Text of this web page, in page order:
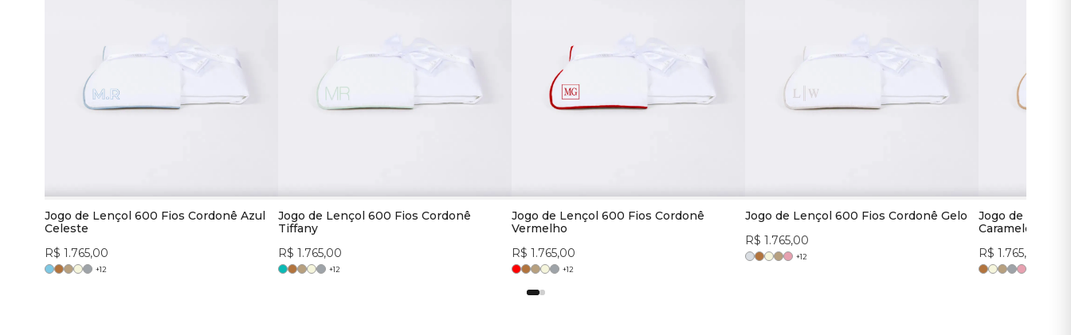
Jogo de Lençol 600 Fios Cordonê Azul
Celeste
R$ 1.765,00
+12
Jogo de Lençol 600 Fios Cordonê
Tiffany
R$ 1.765,00
+12
Jogo de Lençol 600 Fios Cordonê
Vermelho
R$ 1.765,00
+12
Jogo de Lençol 600 Fios Cordonê Gelo
R$ 1.765,00
+12
Jogo de Lençol
Caramelo
R$ 1.765,00